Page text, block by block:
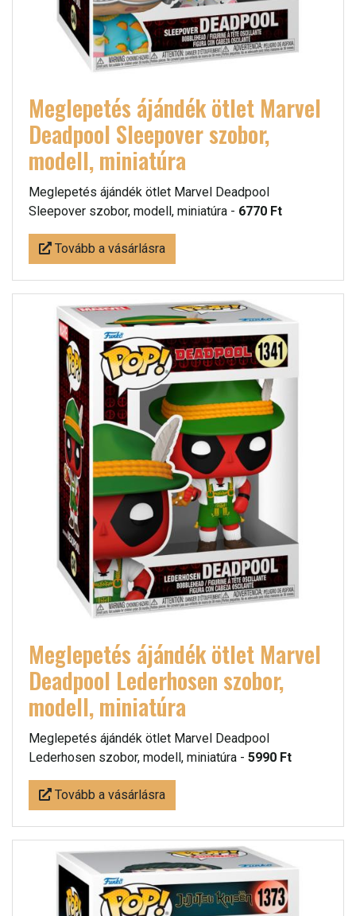
Meglepetés ájándék ötlet Marvel
Deadpool Sleepover szobor,
modell, miniatúra
Meglepetés ájándék ötlet Marvel Deadpool
Sleepover szobor, modell, miniatúra - 6770 Ft
Tovább a vásárlásra
Meglepetés ájándék ötlet Marvel
Deadpool Lederhosen szobor,
modell, miniatúra
Meglepetés ájándék ötlet Marvel Deadpool
Lederhosen szobor, modell, miniatúra - 5990 Ft
Tovább a vásárlásra